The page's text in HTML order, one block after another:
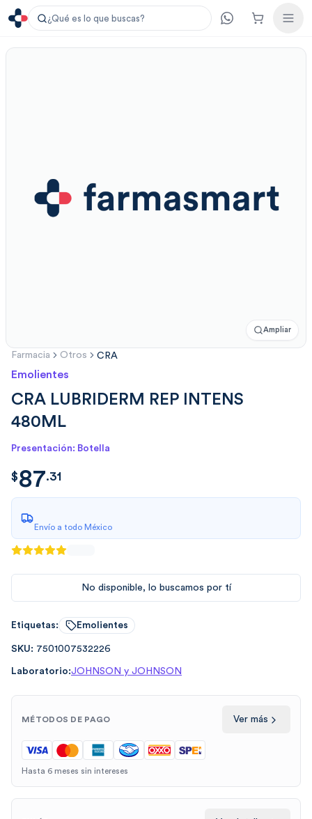
¿Qué es lo que buscas?
Ampliar
Farmacia Otros CRA
Emolientes
CRA LUBRIDERM REP INTENS
480ML
Presentación: Botella
$87.3195
$87.31
Envío a todo México
No disponible, lo buscamos por tí
Etiquetas: Emolientes
SKU: 7501007532226
Laboratorio:JOHNSON y JOHNSON
MÉTODOS DE PAGO Ver más
Hasta 6 meses sin intereses